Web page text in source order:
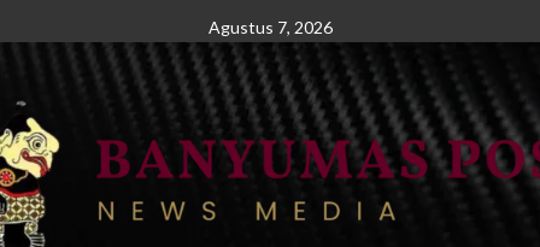
to
Agustus 7, 2026